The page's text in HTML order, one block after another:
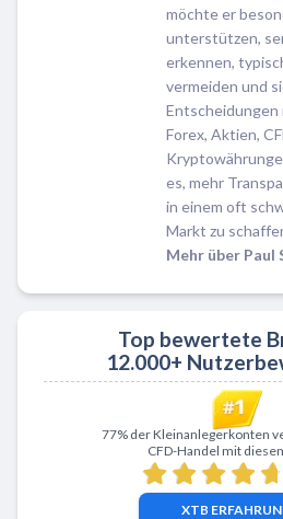
möchte er
unterstützen,
erkennen,
vermeiden und
Entscheidungen
Forex, Aktien,
es, mehr
in einem oft
Markt zu
Mehr über Paul
Top bewertete
12.000+
Zu XTB
77% der Kleinanlegerkonten
CFD-Handel mit
XTB